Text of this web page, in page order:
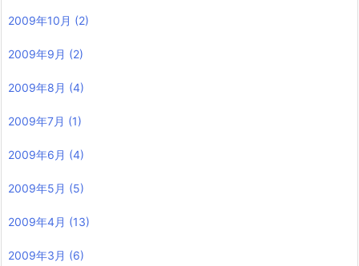
2009年10月 (2)
2009年9月 (2)
2009年8月 (4)
2009年7月 (1)
2009年6月 (4)
2009年5月 (5)
2009年4月 (13)
2009年3月 (6)